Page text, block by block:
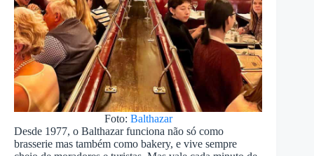
Foto: Balthazar
Desde 1977, o Balthazar funciona não só como
brasserie mas também como bakery, e vive sempre